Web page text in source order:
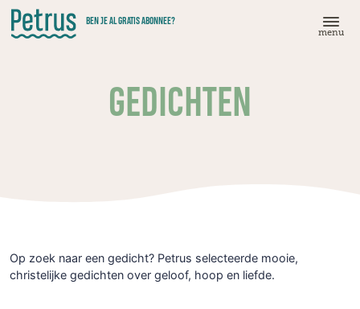
Doorgaan
naar
hoofdinhoud
BEN JE AL GRATIS ABONNEE?
menu
GEDICHTEN
Op zoek naar een gedicht? Petrus selecteerde mooie,
christelijke gedichten over geloof, hoop en liefde.